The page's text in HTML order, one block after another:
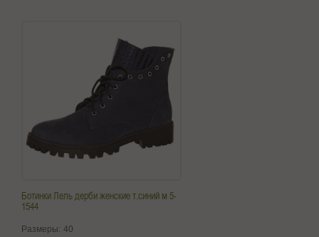
Ботинки Лель дерби женские т.синий м 5-
1544
Размеры: 40